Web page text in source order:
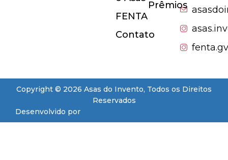
FENTA
Contato
Prêmios
fenta.gv
Copyright © 2026 Asas do Invento, Todos os Direitos
Reservados
Desenvolvido por